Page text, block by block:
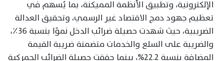
الإلكترونية، وتطبيق الأنظمة المميكنة، بما يُسهم في
تعظيم جهود دمج الاقتصاد غير الرسمي، وتحقيق العدالة
الضريبية، حيث شهدت حصيلة ضرائب الدخل نموًا بنسبة ٣٦٪،
والضريبة على السلع والخدمات متضمنة ضريبة القيمة
المضافة بنسبة 22.2%، بينما حققت حصيلة الضرائب الجمركية